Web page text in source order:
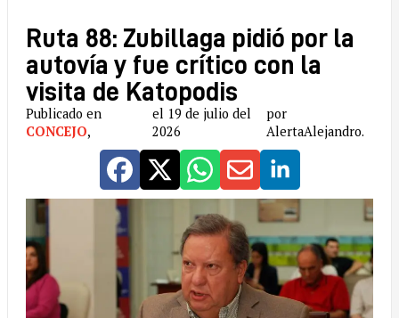
Ruta 88: Zubillaga pidió por la
autovía y fue crítico con la
visita de Katopodis
Publicado en
CONCEJO,
el 19 de julio del
2026
por
AlertaAlejandro.